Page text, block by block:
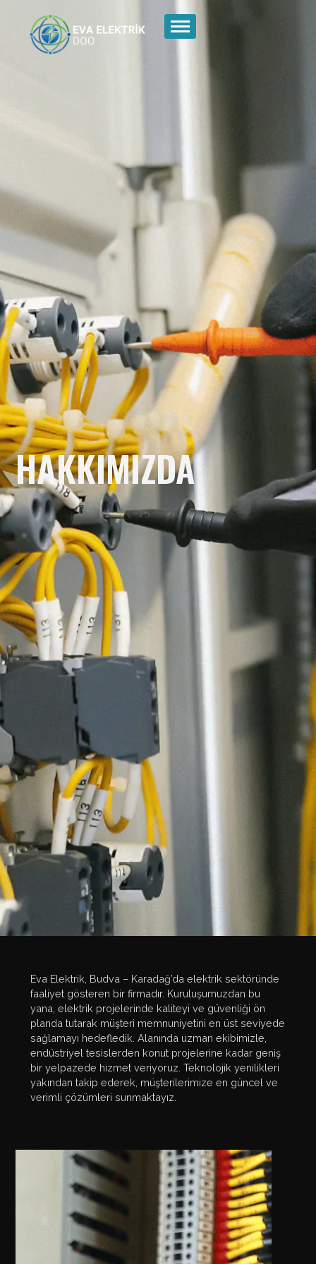
HAKKIMIZDA
Eva Elektrik, Budva – Karadağ’da elektrik sektöründe
faaliyet gösteren bir firmadır. Kuruluşumuzdan bu
yana, elektrik projelerinde kaliteyi ve güvenliği ön
planda tutarak müşteri memnuniyetini en üst seviyede
sağlamayı hedefledik. Alanında uzman ekibimizle,
endüstriyel tesislerden konut projelerine kadar geniş
bir yelpazede hizmet veriyoruz. Teknolojik yenilikleri
yakından takip ederek, müşterilerimize en güncel ve
verimli çözümleri sunmaktayız.